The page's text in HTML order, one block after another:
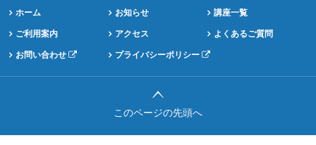
ホーム お知らせ 講座一覧
ご利用案内 アクセス よくあるご質問
お問い合わせ プライバシーポリシー
このページの先頭へ